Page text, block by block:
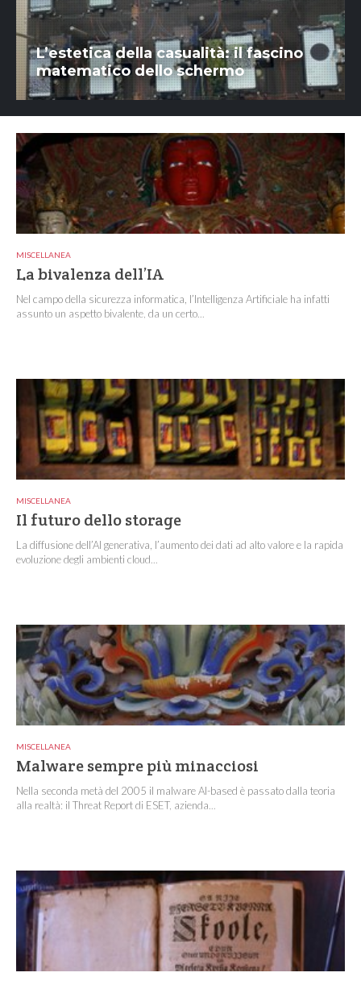
L’estetica della casualità: il fascino
matematico dello schermo
MISCELLANEA
La bivalenza dell’IA
Nel campo della sicurezza informatica, l’Intelligenza Artificiale ha infatti
assunto un aspetto bivalente, da un certo...
MISCELLANEA
Il futuro dello storage
La diffusione dell’AI generativa, l’aumento dei dati ad alto valore e la rapida
evoluzione degli ambienti cloud...
MISCELLANEA
Malware sempre più minacciosi
Nella seconda metà del 2005 il malware AI-based è passato dalla teoria
alla realtà: il Threat Report di ESET, azienda...